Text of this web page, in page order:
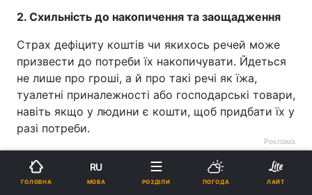
2. Схильність до накопичення та заощадження
Страх дефіциту коштів чи якихось речей може
призвести до потреби їх накопичувати. Йдеться
не лише про гроші, а й про такі речі як їжа,
туалетні приналежності або господарські товари,
навіть якщо у людини є кошти, щоб придбати їх у
разі потреби.
Реклама
ГОЛОВНА
RU
МОВА РОЗДІЛИ ПОГОДА ЛАЙТ